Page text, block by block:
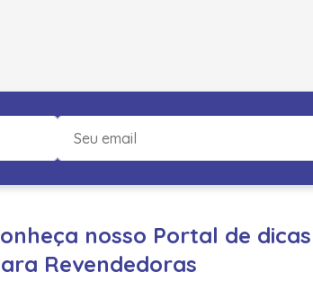
nosso Portal de dicas
Revendedoras